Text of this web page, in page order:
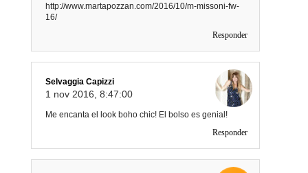
http://www.martapozzan.com/2016/10/m-missoni-fw-
16/
Responder
Selvaggia Capizzi
1 nov 2016, 8:47:00
Me encanta el look boho chic! El bolso es genial!
Responder